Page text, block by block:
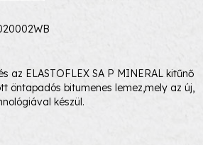
az ELASTOFLEX SA P MINERAL kitűnő
öntapadós bitumenes lemez,mely az új,
készül.